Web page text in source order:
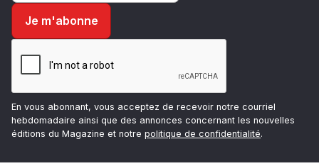
En vous abonnant, vous acceptez de recevoir notre courriel
hebdomadaire ainsi que des annonces concernant les nouvelles
éditions du Magazine et notre politique de confidentialité.